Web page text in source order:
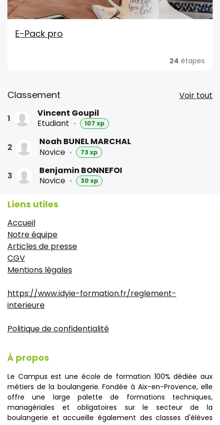
Voir tout
Classement
1
Vincent Goupil
Etudiant • 107 xp
2
Noah BUNEL MARCHAL
Novice • 73 xp
3
Benjamin BONNEFOI
Novice • 30 xp
E-Pack pro
24 étapes
Liens utiles
Accueil
Notre équipe
Articles de presse
CGV
Mentions légales
https://www.idyie-formation.fr/reglement-
interieure
Politique de confidentialité
À propos
Le Campus est une école de formation 100% dédiée aux
métiers de la boulangerie. Fondée à Aix-en-Provence, elle
offre une large palette de formations techniques,
managériales et obligatoires sur le secteur de la
boulangerie et accueille également des classes d'élèves